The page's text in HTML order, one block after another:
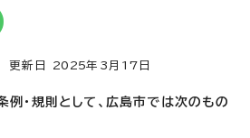
新日 2025年3月 17 日
・規則として、広島市では次のもの